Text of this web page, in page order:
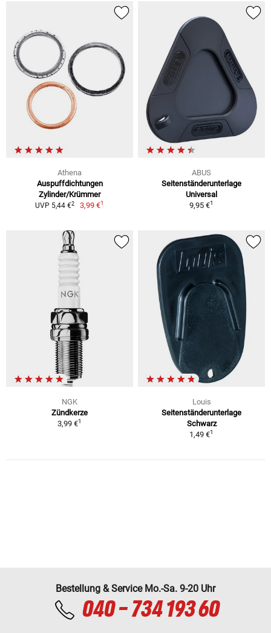
Athena
Auspuffdichtungen
Zylinder/Krümmer
UVP 5,44 €2 3,99 €1
ABUS
Seitenständerunterlage
Universal
9,95 €1
NGK
Zündkerze
3,99 €1
Louis
Seitenständerunterlage
Schwarz
1,49 €1
Bestellung & Service Mo.-Sa. 9-20 Uhr
040 - 734 193 60